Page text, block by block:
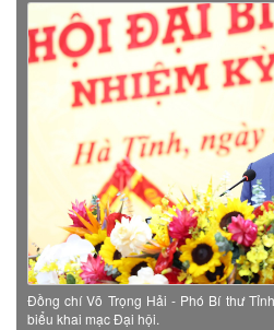
Đồng chí Võ Trọng Hải - Phó Bí thư
biểu khai mạc Đại hội.